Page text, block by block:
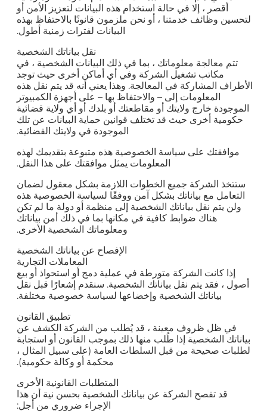
أقصر ، إلا في حالة استخدام هذه البيانات لتعزيز الأمن أو
لتحسين وظائف خدمتنا ، أو نحن ملزمون قانونًا بالاحتفاظ بهذه
البيانات لفترات زمنية أطول.
نقل بياناتك الشخصية
تتم معالجة معلوماتك ، بما في ذلك البيانات الشخصية ، في
مكاتب تشغيل الشركة وفي أي أماكن أخرى حيث توجد
الأطراف المشاركة في المعالجة. وهذا يعني أنه قد يتم نقل هذه
المعلومات إلى – والاحتفاظ بها – على أجهزة الكمبيوتر
الموجودة خارج ولايتك أو مقاطعتك أو بلدك أو أي ولاية قضائية
حكومية أخرى حيث قد تختلف قوانين حماية البيانات عن تلك
الموجودة في ولايتك القضائية.
موافقتك على سياسة الخصوصية هذه متبوعة بتقديمك لهذه
المعلومات يمثل موافقتك على هذا النقل.
ستتخذ الشركة جميع الخطوات اللازمة بشكل معقول لضمان
التعامل مع بياناتك بشكل آمن ووفقًا لسياسة الخصوصية هذه
ولن يتم نقل بياناتك الشخصية إلى منظمة أو دولة ما لم تكن
هناك ضوابط كافية في مكانها بما في ذلك أمن بياناتك
ومعلوماتك الشخصية الأخرى.
الإفصاح عن بياناتك الشخصية
المعاملات التجارية
إذا كانت الشركة متورطة في عملية دمج أو استحواذ أو بيع
أصول ، فقد يتم نقل بياناتك الشخصية. سنقدم إشعارًا قبل نقل
بياناتك الشخصية وإخضاعها لسياسة خصوصية مختلفة.
تطبيق القانون
في ظل ظروف معينة ، قد يُطلب من الشركة الكشف عن
بياناتك الشخصية إذا طُلب منها ذلك بموجب القانون أو استجابة
لطلبات صحيحة من قبل السلطات العامة (على سبيل المثال ،
محكمة أو وكالة حكومية).
المتطلبات القانونية الأخرى
قد تفصح الشركة عن بياناتك الشخصية بحسن نية أن هذا
الإجراء ضروري من أجل: